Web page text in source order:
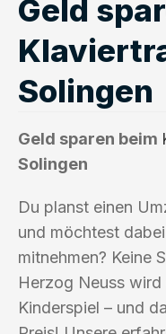
Geld
Solingen
Geld sparen beim
Solingen
Du planst einen
und möchtest
mitnehmen? Keine
Herzog Neuss
Kinderspiel – und